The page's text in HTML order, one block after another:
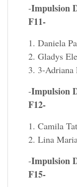
-Impulsion
F11-
Daniela
Gladys
3-Adriana
-Impulsion
F12-
Camila
Lina
-Impulsion
F15-